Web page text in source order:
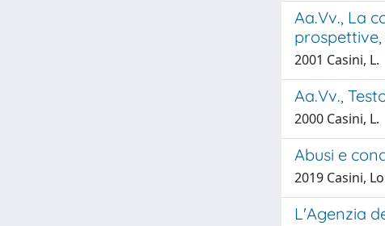
Aa.Vv., La
prospettive,
2001 Casini, L.
Aa.Vv.,
2000 Casini, L.
Abusi e
2019 Casini,
L'Agenzia